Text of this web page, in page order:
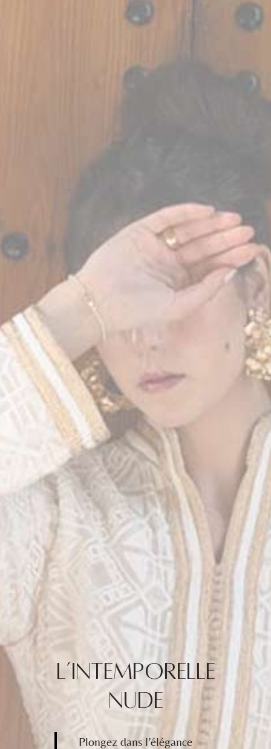
L’intemporelle
Nude
Plongez dans l’élégance